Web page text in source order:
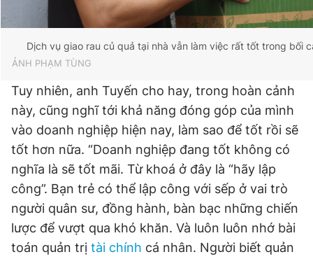
Dịch vụ giao rau củ quả tại nhà vẫn làm việc rất tốt trong bối
ẢNH PHẠM TÙNG
Tuy nhiên, anh Tuyến cho hay, trong hoàn cảnh
này, cũng nghĩ tới khả năng đóng góp của mình
vào doanh nghiệp hiện nay, làm sao để tốt rồi sẽ
tốt hơn nữa. “Doanh nghiệp đang tốt không có
nghĩa là sẽ tốt mãi. Từ khoá ở đây là “hãy lập
công”. Bạn trẻ có thể lập công với sếp ở vai trò
người quân sư, đồng hành, bàn bạc những chiến
lược để vượt qua khó khăn. Và luôn luôn nhớ bài
toán quản trị tài chính cá nhân. Người biết quản